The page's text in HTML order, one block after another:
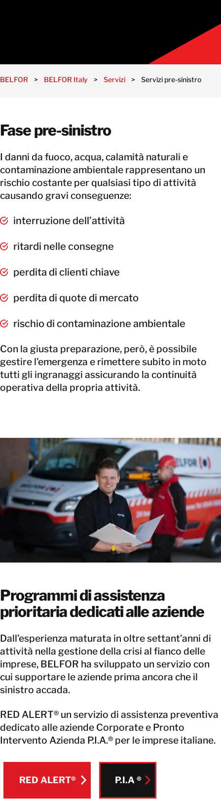
BELFOR > BELFOR Italy > Servizi > Servizi pre-sinistro
Fase pre-sinistro
I danni da fuoco, acqua, calamità naturali e
contaminazione ambientale rappresentano un
rischio costante per qualsiasi tipo di attività
causando gravi conseguenze:
interruzione dell’attività
ritardi nelle consegne
perdita di clienti chiave
perdita di quote di mercato
rischio di contaminazione ambientale
Con la giusta preparazione, però, è possibile
gestire l’emergenza e rimettere subito in moto
tutti gli ingranaggi assicurando la continuità
operativa della propria attività.
Programmi di assistenza
prioritaria dedicati alle aziende
Dall’esperienza maturata in oltre settant’anni di
attività nella gestione della crisi al fianco delle
imprese, BELFOR ha sviluppato un servizio con
cui supportare le aziende prima ancora che il
sinistro accada.
RED ALERT® un servizio di assistenza preventiva
dedicato alle aziende Corporate e Pronto
Intervento Azienda P.I.A.® per le imprese italiane.
RED ALERT® P.I.A ®